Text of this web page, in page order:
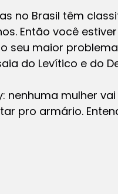
no Brasil têm
Então você
seu maior
do Levítico e do
nenhuma mulher
pro armário.